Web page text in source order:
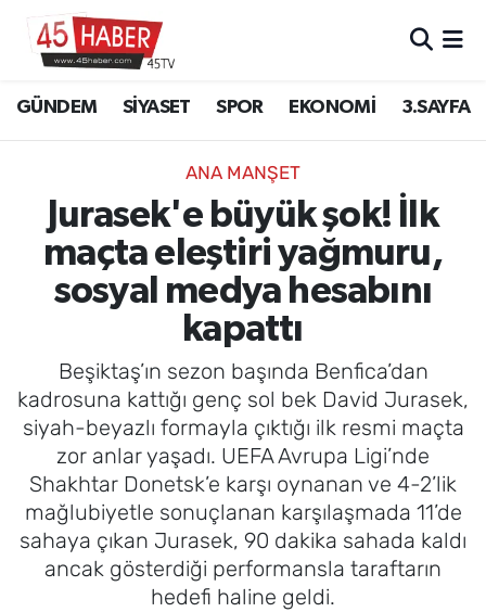
GÜNDEM SİYASET SPOR EKONOMİ 3.SAYFA
ANA MANŞET
Jurasek'e büyük şok! İlk
maçta eleştiri yağmuru,
sosyal medya hesabını
kapattı
Beşiktaş’ın sezon başında Benfica’dan
kadrosuna kattığı genç sol bek David Jurasek,
siyah-beyazlı formayla çıktığı ilk resmi maçta
zor anlar yaşadı. UEFA Avrupa Ligi’nde
Shakhtar Donetsk’e karşı oynanan ve 4-2’lik
mağlubiyetle sonuçlanan karşılaşmada 11’de
sahaya çıkan Jurasek, 90 dakika sahada kaldı
ancak gösterdiği performansla taraftarın
hedefi haline geldi.
SİYASET
EKONOMİ
3.SAYFA
EĞİTİM
SAĞLIK
YAŞAM
MAGAZİN
Manisa Hava Durumu
Manisa Trafik Yoğunluk Haritası
Süper Lig Puan Durumu ve Fikstür
Tüm Manşetler
Son Dakika Haberleri
Haber Arşivi